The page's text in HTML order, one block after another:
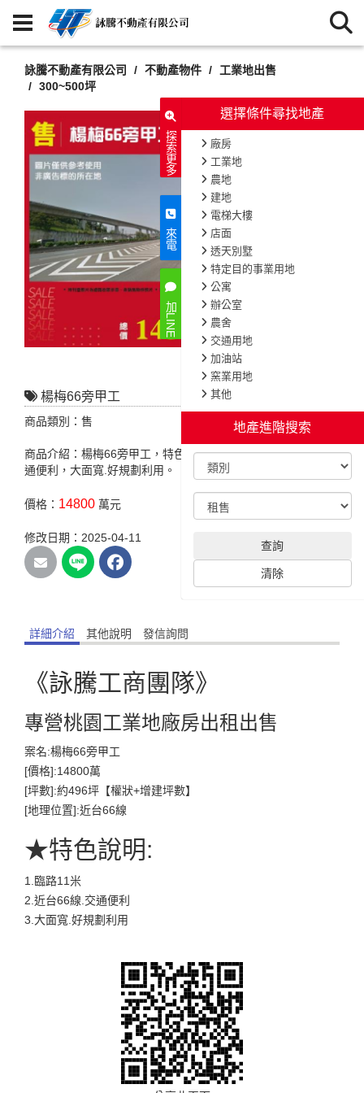
選擇條件尋找地產
廠房
工業地
農地
建地
電梯大樓
店面
透天別墅
特定目的事業用地
公寓
辦公室
農舍
交通用地
加油站
窯業用地
其他
地產進階搜索
查詢
清除
探索更多
來電
加LINE
詠騰不動產有限公司 不動產物件
工業地出售
300~500坪
楊梅66旁甲工
商品類別：售
商品介紹：楊梅66旁甲工，特色說明:臨路11米，近台66線.交
通便利，大面寬.好規劃利用。
價格： 14800 萬元
修改日期：2025-04-11
詳細介紹 其他說明 發信詢問
《詠騰工商團隊》
專營桃園工業地廠房出租出售
案名:楊梅66旁甲工
[價格]:14800萬
[坪數]:約496坪【權狀+增建坪數】
[地理位置]:近台66線
★特色說明:
1.臨路11米
2.近台66線.交通便利
3.大面寬.好規劃利用